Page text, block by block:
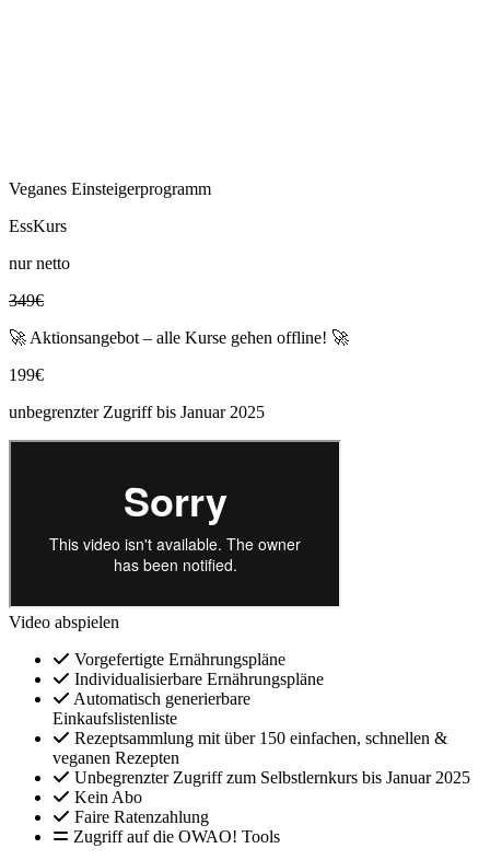
Veganes Einsteigerprogramm
EssKurs
nur netto
349€
🚀 Aktionsangebot – alle Kurse gehen offline! 🚀
199€
unbegrenzter Zugriff bis Januar 2025
Video abspielen
Vorgefertigte Ernährungspläne
Individualisierbare Ernährungspläne
Automatisch generierbare
Einkaufslistenliste
Rezeptsammlung mit über 150 einfachen, schnellen &
veganen Rezepten
Unbegrenzter Zugriff zum Selbstlernkurs bis Januar 2025
Kein Abo
Faire Ratenzahlung
Zugriff auf die OWAO! Tools